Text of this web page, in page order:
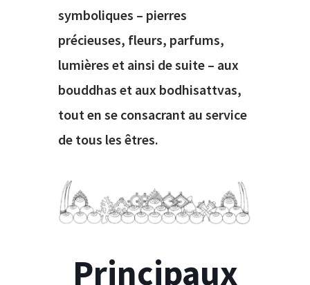
symboliques – pierres
précieuses, fleurs, parfums,
lumières et ainsi de suite – aux
bouddhas et aux bodhisattvas,
tout en se consacrant au service
de tous les êtres.
Principaux